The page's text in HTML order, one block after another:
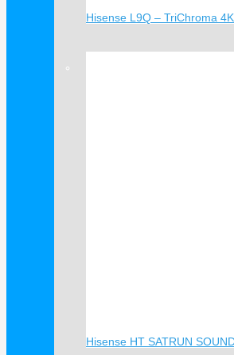
Hisense L9Q – TriChroma
Hisense HT SATRUN